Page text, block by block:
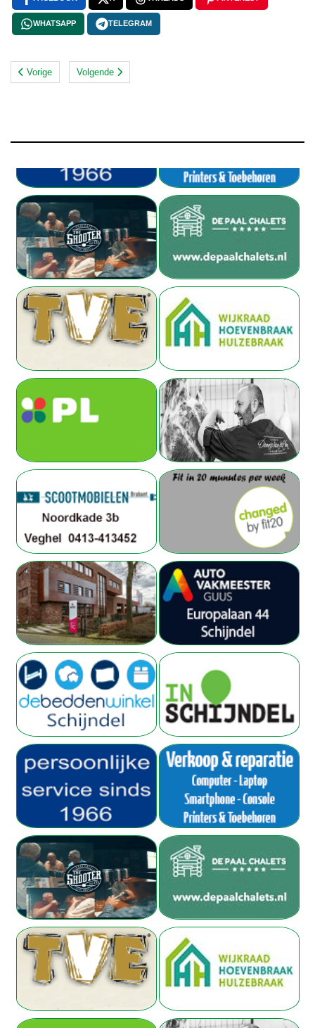
WHATSAPP TELEGRAM
Vorige Volgende